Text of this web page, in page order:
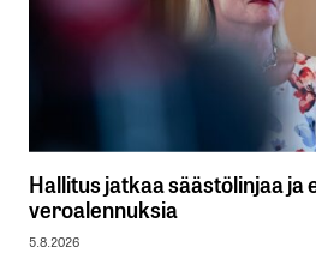
Hallitus jatkaa säästölinjaa ja
veroalennuksia
5.8.2026